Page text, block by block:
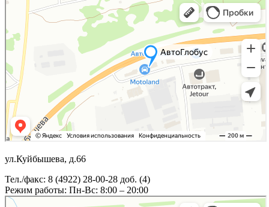
ул.Куйбышева, д.66
Тел./факс: 8 (4922) 28-00-28 доб. (4)
Режим работы: Пн-Вс: 8:00 – 20:00